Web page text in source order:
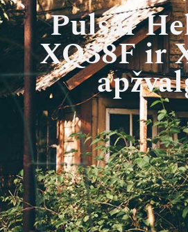
Pulsar
XQ38F ir